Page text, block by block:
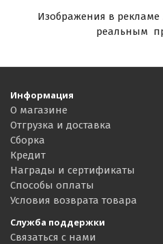
Изображения в рекламе
реальным
Информация
О магазине
Отгрузка и доставка
Сборка
Кредит
Награды и сертификаты
Способы оплаты
Условия возврата товара
Служба поддержки
Связаться с нами